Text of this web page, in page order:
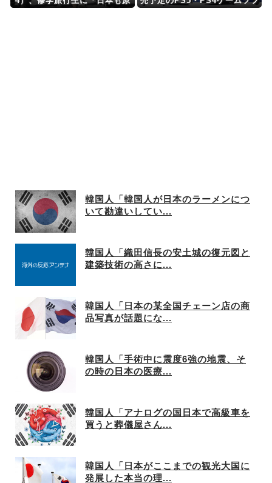
韓国人「韓国人が日本のラーメンにつ
いて勘違いしてい...
韓国人「織田信長の安土城の復元図と
建築技術の高さに...
韓国人「日本の某全国チェーン店の商
品写真が話題にな...
韓国人「手術中に震度6強の地震、そ
の時の日本の医療...
韓国人「アナログの国日本で高級車を
買うと葬儀屋さん...
韓国人「日本がここまでの観光大国に
発展した本当の理...